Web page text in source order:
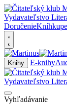
Doručenie
Knihy E-knihy
Vyhľadávanie